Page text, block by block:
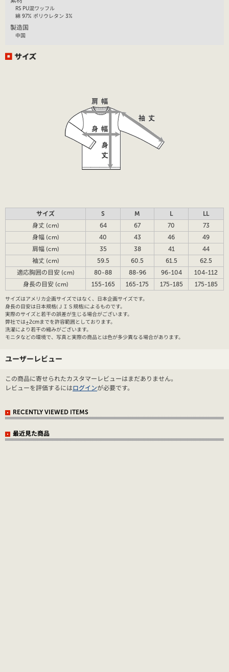
RS PU混ワッフル
綿 97% ポリウレタン 3%
製造国
中国
サイズ S M L
LL
身丈 (cm)
64 67 70
73
身幅 (cm)
40 43 46
49
肩幅 (cm)
35 38 41
44
袖丈 (cm)
59.5 60.5 61.5
62.5
適応胸囲の目安 (cm)
80-88 88-96 96-104
104-112
身長の目安 (cm)
155-165 165-175 175-185 175-185
サイズはアメリカ企画サイズではなく、日本企画サイズです。
身長の目安は日本規格(ＪＩＳ規格)によるものです。
実際のサイズと若干の誤差が生じる場合がございます。
弊社では±2cmまでを許容範囲としております。
洗濯により若干の縮みがございます。
モニタなどの環境で、写真と実際の商品とは色が多少異なる場合があります。
ユーザーレビュー
この商品に寄せられたカスタマーレビューはまだありません。
レビューを評価するにはログインが必要です。
RECENTLY VIEWED ITEMS
最近見た商品